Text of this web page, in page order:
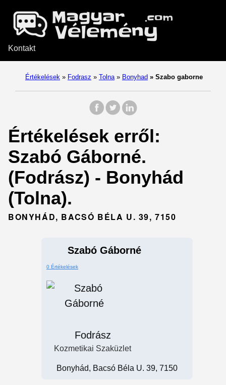
Kontakt
Értékelések » Fodrasz » Tolna » Bonyhad » Szabo gaborne
Értékelések erről:
Szabó Gáborné.
(Fodrász) - Bonyhád
(Tolna).
BONYHÁD, BACSÓ BÉLA U. 39, 7150
Szabó Gáborné
0 Értékelések
Fodrász
Kozmetikai Szaküzlet
Bonyhád, Bacsó Béla U. 39, 7150